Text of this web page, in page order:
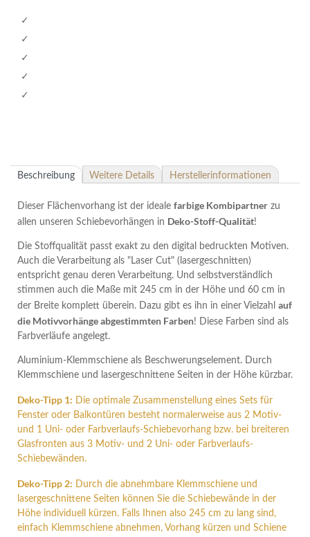
Beschreibung Weitere Details Herstellerinformationen
Dieser Flächenvorhang ist der ideale farbige Kombipartner zu
allen unseren Schiebevorhängen in Deko-Stoff-Qualität!
Die Stoffqualität passt exakt zu den digital bedruckten Motiven.
Auch die Verarbeitung als "Laser Cut" (lasergeschnitten)
entspricht genau deren Verarbeitung. Und selbstverständlich
stimmen auch die Maße mit 245 cm in der Höhe und 60 cm in
der Breite komplett überein. Dazu gibt es ihn in einer Vielzahl auf
die Motivvorhänge abgestimmten Farben! Diese Farben sind als
Farbverläufe angelegt.
Aluminium-Klemmschiene als Beschwerungselement. Durch
Klemmschiene und lasergeschnittene Seiten in der Höhe kürzbar.
Deko-Tipp 1: Die optimale Zusammenstellung eines Sets für
Fenster oder Balkontüren besteht normalerweise aus 2 Motiv-
und 1 Uni- oder Farbverlaufs-Schiebevorhang bzw. bei breiteren
Glasfronten aus 3 Motiv- und 2 Uni- oder Farbverlaufs-
Schiebewänden.
Deko-Tipp 2: Durch die abnehmbare Klemmschiene und
lasergeschnittene Seiten können Sie die Schiebewände in der
Höhe individuell kürzen. Falls Ihnen also 245 cm zu lang sind,
einfach Klemmschiene abnehmen, Vorhang kürzen und Schiene